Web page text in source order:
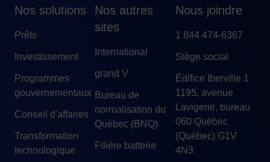
Nos solutions
Prêts
Investissement
Programmes
gouvernementaux
Conseil d'affaires
Transformation
technologique
Nos autres
sites
International
grand V
Bureau de
normalisation du
Québec (BNQ)
Filière batterie
Nous joindre
1 844 474-6367
Siège social
Édifice Iberville 1
1195, avenue
Lavigerie, bureau
060 Québec
(Québec) G1V
4N3